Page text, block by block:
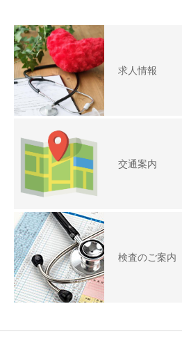
求人情報
交通案内
検査のご案内